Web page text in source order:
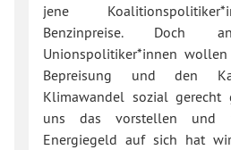
jene
Benzinpreise. Doch
Unionspolitiker*innen
Bepreisung und den
Klimawandel sozial
uns das vorstellen
Energiegeld auf sich hat